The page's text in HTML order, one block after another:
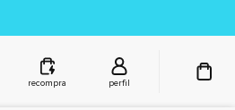
recompra perfil